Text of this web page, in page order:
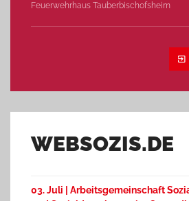
Feuerwehrhaus Tauberbischofsheim
WEBSOZIS.DE
03. Juli | Arbeitsgemeinschaft